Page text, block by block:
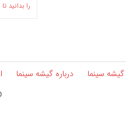
را بدانید
گیشه سینما درباره گیشه سینما